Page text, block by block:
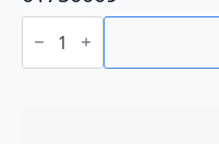
01750009
adet